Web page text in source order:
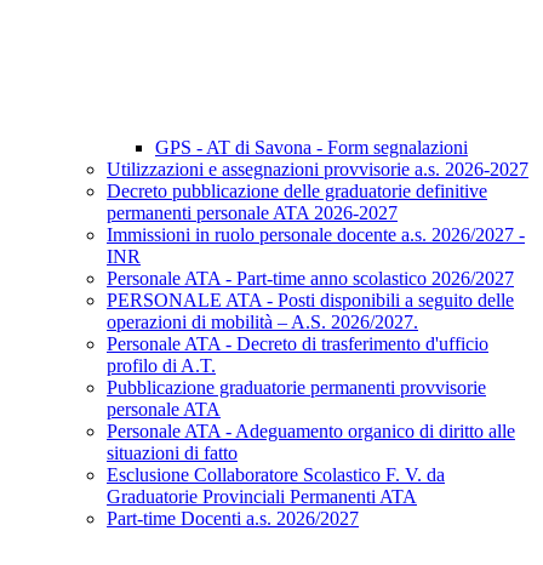
GPS - AT di Savona - Form segnalazioni
Utilizzazioni e assegnazioni provvisorie a.s. 2026-2027
Decreto pubblicazione delle graduatorie definitive
permanenti personale ATA 2026-2027
Immissioni in ruolo personale docente a.s. 2026/2027 -
INR
Personale ATA - Part-time anno scolastico 2026/2027
PERSONALE ATA - Posti disponibili a seguito delle
operazioni di mobilità – A.S. 2026/2027.
Personale ATA - Decreto di trasferimento d'ufficio
profilo di A.T.
Pubblicazione graduatorie permanenti provvisorie
personale ATA
Personale ATA - Adeguamento organico di diritto alle
situazioni di fatto
Esclusione Collaboratore Scolastico F. V. da
Graduatorie Provinciali Permanenti ATA
Part-time Docenti a.s. 2026/2027